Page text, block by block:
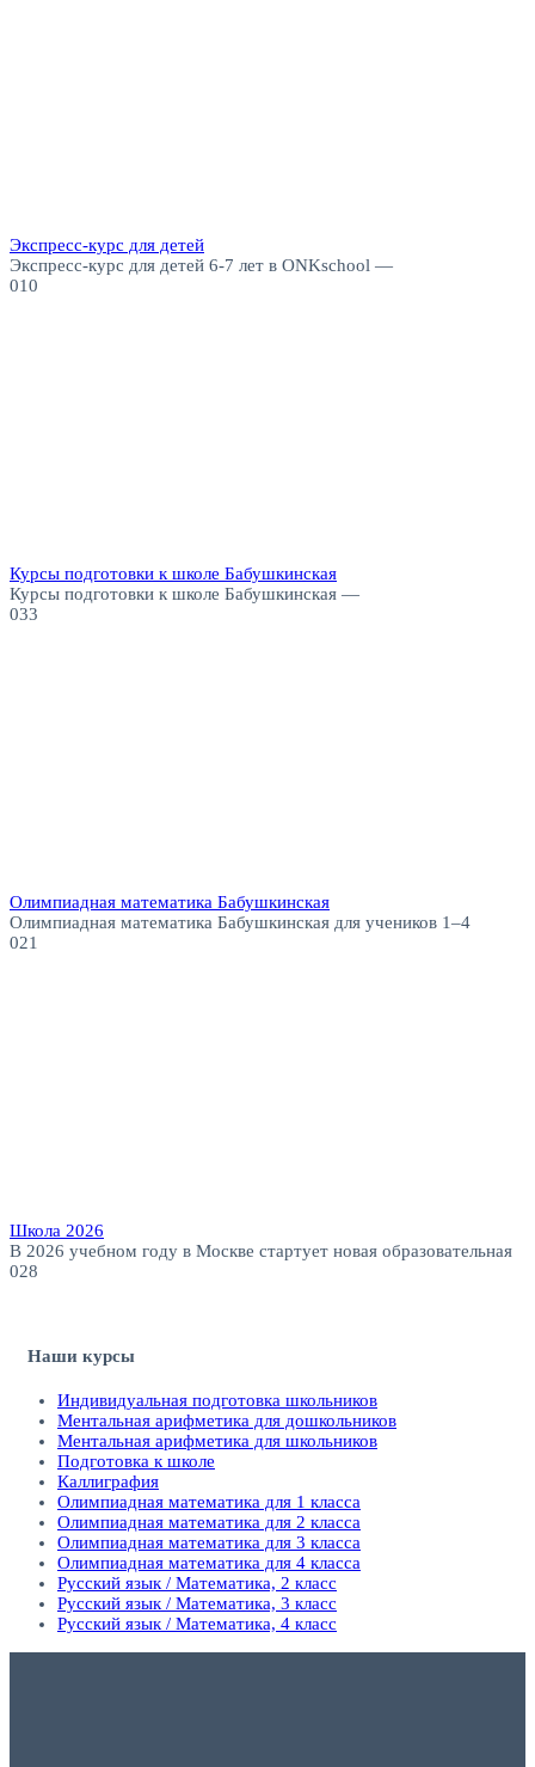
Экспресс-курс для детей
Экспресс-курс для детей 6-7 лет в ONKschool —
010
Курсы подготовки к школе Бабушкинская
Курсы подготовки к школе Бабушкинская —
033
Олимпиадная математика Бабушкинская
Олимпиадная математика Бабушкинская для учеников 1–4
021
Школа 2026
В 2026 учебном году в Москве стартует новая образовательная
028
Наши курсы
Индивидуальная подготовка школьников
Ментальная арифметика для дошкольников
Ментальная арифметика для школьников
Подготовка к школе
Каллиграфия
Олимпиадная математика для 1 класса
Олимпиадная математика для 2 класса
Олимпиадная математика для 3 класса
Олимпиадная математика для 4 класса
Русский язык / Математика, 2 класс
Русский язык / Математика, 3 класс
Русский язык / Математика, 4 класс